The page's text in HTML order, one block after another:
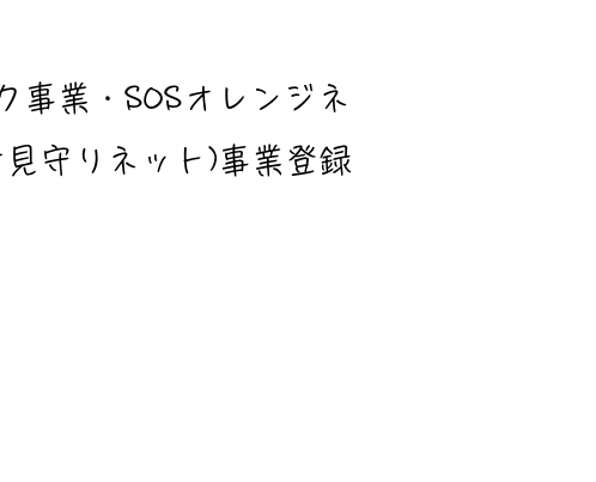
事業・SOSオレンジネ
守りネット)事業登録​